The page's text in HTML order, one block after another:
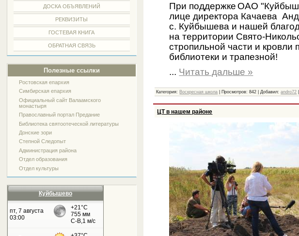
ДОСКА ОБЪЯВЛЕНИЙ
РЕКВИЗИТЫ
ГОСТЕВАЯ КНИГА
ОБРАТНАЯ СВЯЗЬ
Полезные ссылки
Ростовская епархия
Симбирская епархия
Официальный сайт Валаамского
монастыря
Православный портал Предание
Библиотека святоотеческой литературы
Донские зори
Степной Следопыт
Администрация района
Отдел образования
Отдел культуры
Куйбышево
При поддержке ОАО
лице директора Качаева
с. Куйбышева и нашей
на территории Свято-
стропильной части и кровли
библиотеки и трапезной!
... Читать дальше »
Категория: Воскресная школа | Просмотров: 842 | Добавил:andro72
ЦТ в нашем районе